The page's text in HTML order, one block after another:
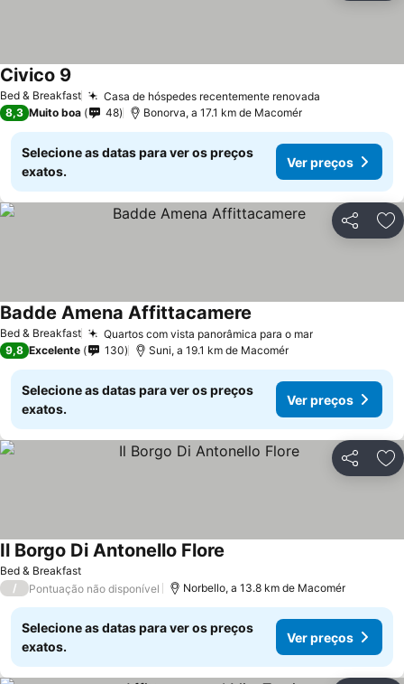
Bed & Breakfast Casa de hóspedes recentemente renovada
Civico 9
8,3 Muito boa 48 Bonorva, a 17.1 km de Macomér
Selecione as datas para ver os preços
exatos.
Ver preços
Partilhar
Bed & Breakfast Quartos com vista panorâmica para o mar
Badde Amena Affittacamere
9,8 Excelente 130 Suni, a 19.1 km de Macomér
Selecione as datas para ver os preços
exatos.
Ver preços
Partilhar
Bed & Breakfast
Il Borgo Di Antonello Flore
/ Pontuação não disponível Norbello, a 13.8 km de Macomér
Selecione as datas para ver os preços
exatos.
Ver preços